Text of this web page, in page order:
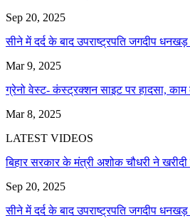
Sep 20, 2025
सीने में दर्द के बाद उपराष्ट्रपति जगदीप धनखड़
Mar 9, 2025
ग्रेनो वेस्ट- कंस्ट्रक्शन साइट पर हादसा,
Mar 8, 2025
LATEST VIDEOS
बिहार सरकार के मंत्री अशोक चौधरी ने
Sep 20, 2025
सीने में दर्द के बाद उपराष्ट्रपति जगदीप धनखड़